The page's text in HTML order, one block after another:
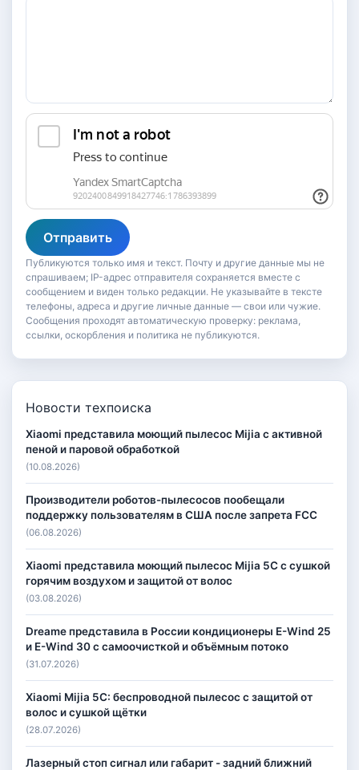
Отправить
Публикуются только имя и текст. Почту и другие данные мы не
спрашиваем; IP-адрес отправителя сохраняется вместе с
сообщением и виден только редакции. Не указывайте в тексте
телефоны, адреса и другие личные данные — свои или чужие.
Сообщения проходят автоматическую проверку: реклама,
ссылки, оскорбления и политика не публикуются.
Новости техпоиска
Xiaomi представила моющий пылесос Mijia с активной
пеной и паровой обработкой
(10.08.2026)
Производители роботов-пылесосов пообещали
поддержку пользователям в США после запрета FCC
(06.08.2026)
Xiaomi представила моющий пылесос Mijia 5C с сушкой
горячим воздухом и защитой от волос
(03.08.2026)
Dreame представила в России кондиционеры E-Wind 25
и E-Wind 30 с самоочисткой и объёмным потоко
(31.07.2026)
Xiaomi Mijia 5C: беспроводной пылесос с защитой от
волос и сушкой щётки
(28.07.2026)
Лазерный стоп сигнал или габарит - задний ближний